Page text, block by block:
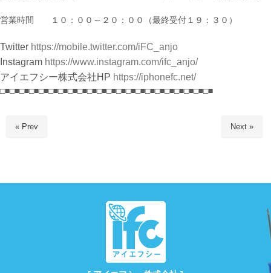
営業時間 １０：００～２０：００（最終受付１９：３０）
Twitter https://mobile.twitter.com/iFC_anjo
Instagram https://www.instagram.com/ifc_anjo/
アイエフシー株式会社HP https://iphonefc.net/
□■□■□■□■□■□■□■□■□■□■□■□■□■□■□■□■□■□■□■□■□■□■
« Prev Next »